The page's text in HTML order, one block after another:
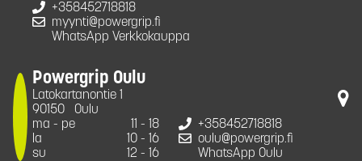
+358452718818
myynti@powergrip.fi
WhatsApp Verkkokauppa
Powergrip Oulu
Latokartanontie 1
90150
Oulu
ma - pe
11 - 18
la
10 - 16
su
12 - 16
+358452718818
oulu@powergrip.fi
WhatsApp Oulu